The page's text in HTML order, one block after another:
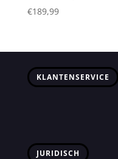
€189,99
KLANTENSERVICE
JURIDISCH